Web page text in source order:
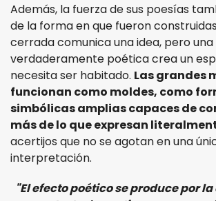
Además, la fuerza de sus poesías
de la forma en que fueron
cerrada comunica una idea, pero
verdaderamente poética crea un
necesita ser habitado. Las grandes
funcionan como moldes, como
simbólicas amplias capaces de
más de lo que expresan
acertijos que no se agotan en una
interpretación.
"El efecto poético se produce por